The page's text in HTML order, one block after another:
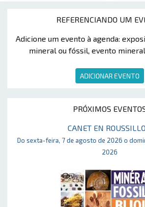
REFERENCIANDO UM
Adicione um evento à agenda:
mineral ou fóssil, evento
ADICIONAR EVENTO
PRÓXIMOS
CANET EN
Do sexta-feira, 7 de agosto de 2026 o
2026